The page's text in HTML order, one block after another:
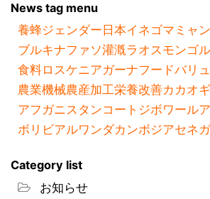
News tag menu
養蜂ジェンダー 日本イネゴマ ミャ
ブルキナファソ灌漑ラオスモンゴル
食料ロスケニアガーナフードバリ
農業機械農産加工栄養改善カカオ
アフガニスタンコートジボワール
ボリビアルワンダカンボジアセネ
Category list
お知らせ